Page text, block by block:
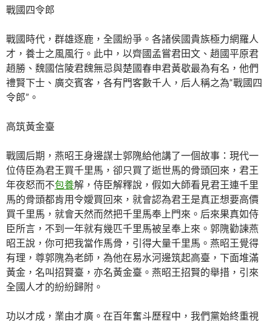
戰國四令郎
戰國時代，群雄逐鹿，全國紛爭。各諸侯國貴族極力網羅人
才，養士之風風行。此中，以齊國孟嘗君田文、趙國平原君
趙勝、魏國信陵君魏無忌與楚國春申君黃歇最為有名，他們
禮賢下士、廣交賓客，各有門客數千人，后人稱之為“戰國四
令郎”。
高筑黃金臺
戰國后期，燕昭王身邊謀士郭隗給他講了一個故事：現代一
位侍臣為君王買千里馬，卻只買了逝世馬的骨頭回來，君王
年夜怒而不包養解，侍臣解釋說，假如大師看見君王連千里
馬的骨頭都肯用令嬡買回來，就會認為君王是真正想要高價
買千里馬，就會天然而然把千里馬奉上門來。后來果真如侍
臣所言，不到一年就有幾匹千里馬被呈奉上來。郭隗勸諫燕
昭王說，你可把我當作馬骨，引得大量千里馬。燕昭王覺得
有理，尊郭隗為老師，為他在易水河邊筑起高臺，下面堆滿
黃金，名叫招賢臺，亦名黃金臺。燕昭王招賢的舉措，引來
全國人才的紛紛歸附。
功以才成，業由才廣。在百年奮斗歷程中，我們黨始終重視